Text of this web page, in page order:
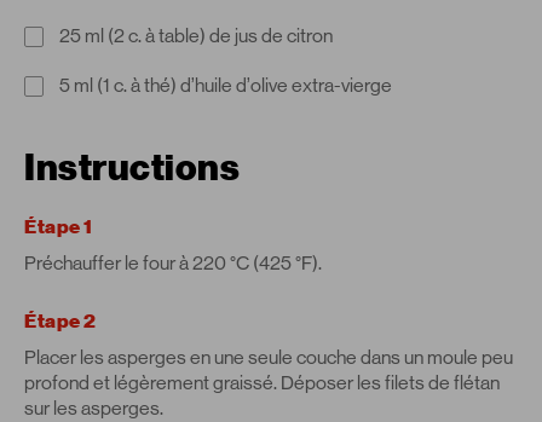
25 ml (2 c. à table) de jus de citron
5 ml (1 c. à thé) d’huile d’olive extra-vierge
Instructions
Étape 1
Préchauffer le four à 220 °C (425 °F).
Étape 2
Placer les asperges en une seule couche dans un moule peu
profond et légèrement graissé. Déposer les filets de flétan
sur les asperges.